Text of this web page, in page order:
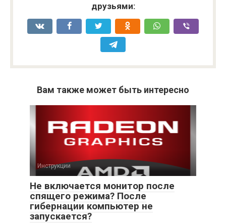
друзьями:
Вам также может быть интересно
Инструкции
Не включается монитор после
спящего режима? После
гибернации компьютер не
запускается?